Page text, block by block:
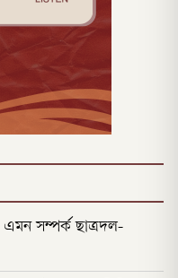
সম্পর্ক ছাত্রদল-